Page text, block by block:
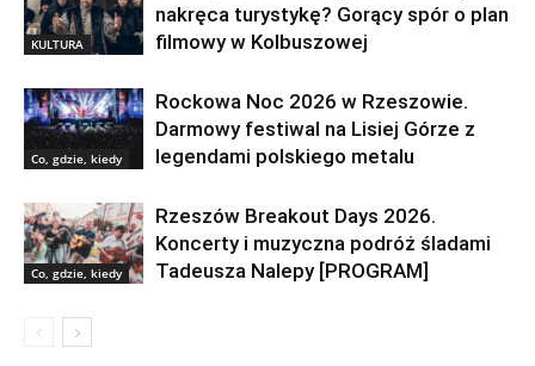
KULTURA
nakręca turystykę? Gorący spór o plan
filmowy w Kolbuszowej
Co, gdzie, kiedy
Rockowa Noc 2026 w Rzeszowie.
Darmowy festiwal na Lisiej Górze z
legendami polskiego metalu
Co, gdzie, kiedy
Rzeszów Breakout Days 2026.
Koncerty i muzyczna podróż śladami
Tadeusza Nalepy [PROGRAM]